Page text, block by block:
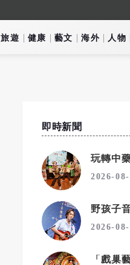
旅遊 健康 藝文 海外 人物
即時新聞
玩轉中
2026-
2026-